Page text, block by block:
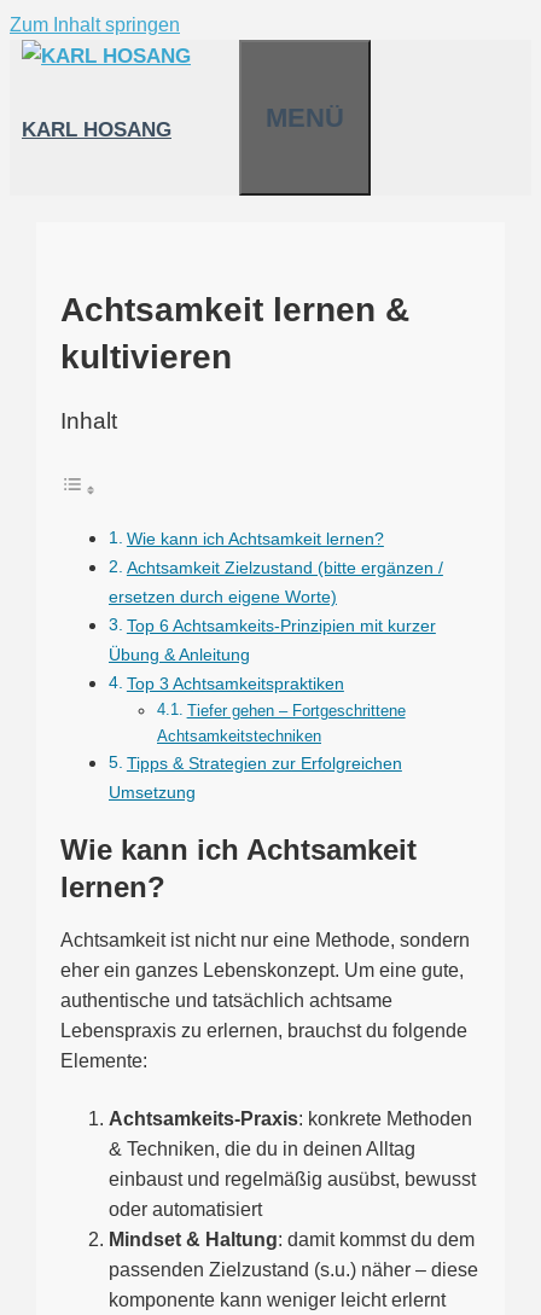
Zum Inhalt springen
KARL HOSANG MENÜ
Achtsamkeit lernen &
kultivieren
Inhalt
Wie kann ich Achtsamkeit lernen?
Achtsamkeit Zielzustand (bitte ergänzen /
ersetzen durch eigene Worte)
Top 6 Achtsamkeits-Prinzipien mit kurzer
Übung & Anleitung
Top 3 Achtsamkeitspraktiken
Tiefer gehen – Fortgeschrittene
Achtsamkeitstechniken
Tipps & Strategien zur Erfolgreichen
Umsetzung
Wie kann ich Achtsamkeit
lernen?
Achtsamkeit ist nicht nur eine Methode, sondern
eher ein ganzes Lebenskonzept. Um eine gute,
authentische und tatsächlich achtsame
Lebenspraxis zu erlernen, brauchst du folgende
Elemente:
Achtsamkeits-Praxis: konkrete Methoden
& Techniken, die du in deinen Alltag
einbaust und regelmäßig ausübst, bewusst
oder automatisiert
Mindset & Haltung: damit kommst du dem
passenden Zielzustand (s.u.) näher – diese
komponente kann weniger leicht erlernt